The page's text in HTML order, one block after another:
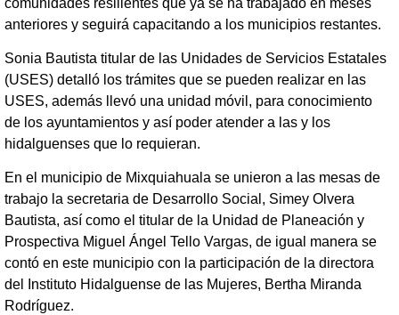
anteriores y seguirá capacitando a los municipios restantes.
Sonia Bautista titular de las Unidades de Servicios Estatales
(USES) detalló los trámites que se pueden realizar en las
USES, además llevó una unidad móvil, para conocimiento
de los ayuntamientos y así poder atender a las y los
hidalguenses que lo requieran.
En el municipio de Mixquiahuala se unieron a las mesas de
trabajo la secretaria de Desarrollo Social, Simey Olvera
Bautista, así como el titular de la Unidad de Planeación y
Prospectiva Miguel Ángel Tello Vargas, de igual manera se
contó en este municipio con la participación de la directora
del Instituto Hidalguense de las Mujeres, Bertha Miranda
Rodríguez.